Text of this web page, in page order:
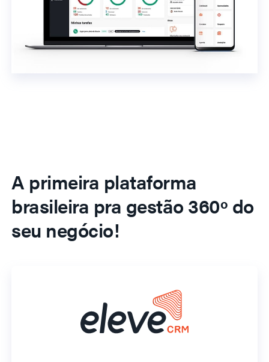
A primeira plataforma
brasileira pra gestão 360º do
seu negócio!